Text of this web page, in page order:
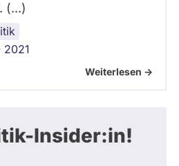
(...)
2021
Weiterlesen ->
Insider:in!